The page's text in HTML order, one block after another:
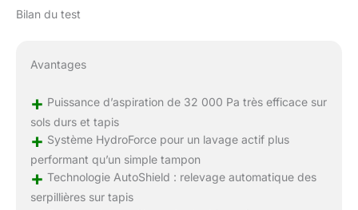
Bilan du test
Avantages
+ Puissance d’aspiration de 32 000 Pa très efficace sur
sols durs et tapis
+ Système HydroForce pour un lavage actif plus
performant qu’un simple tampon
+ Technologie AutoShield : relevage automatique des
serpillières sur tapis